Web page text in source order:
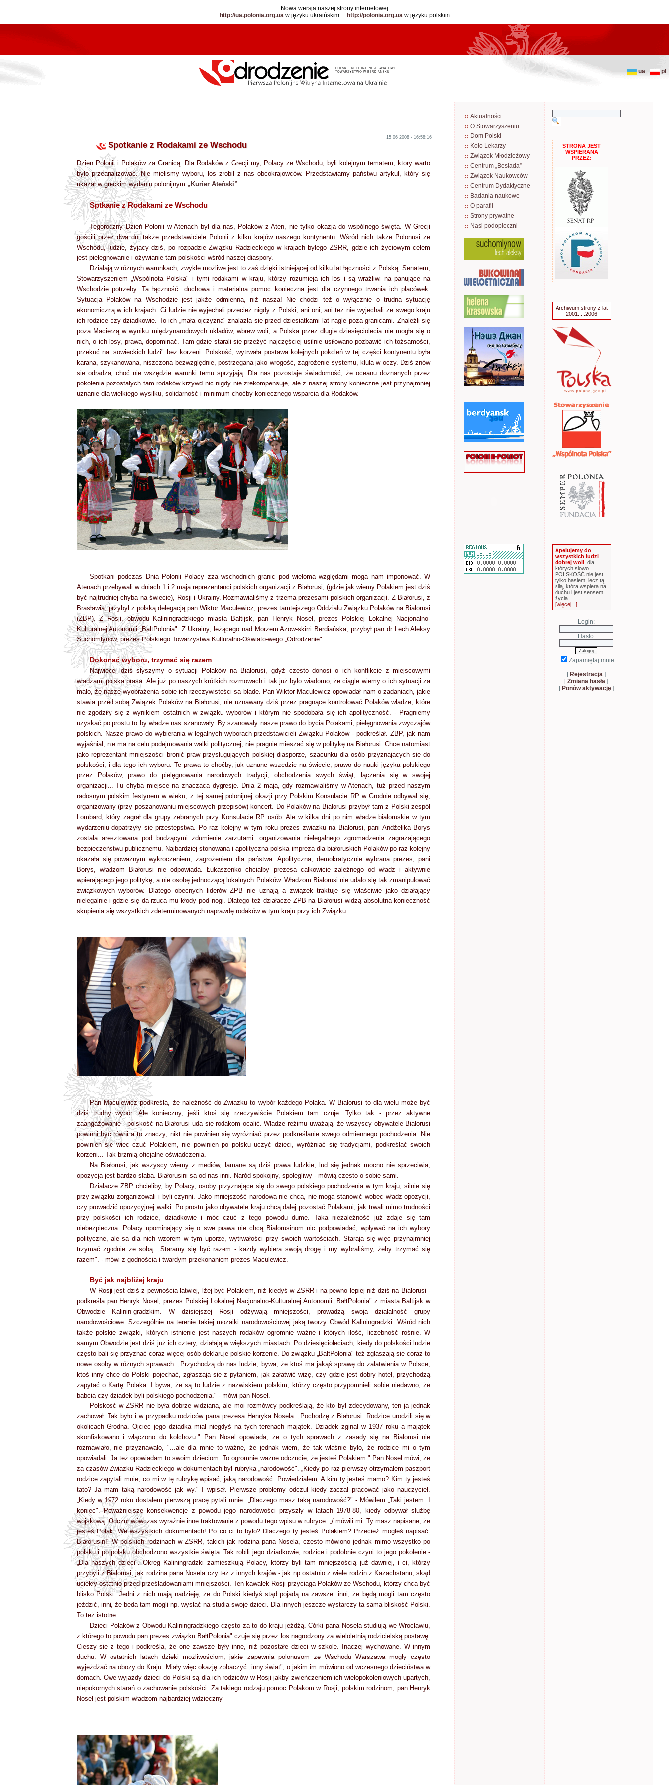
Nowa wersja naszej strony internetowej
http://ua.polonia.org.uaw języku ukraińskim http://polonia.org.uaw języku polskim
ua pl
15 06 2008 - 16:58:16
Spotkanie z Rodakami ze Wschodu
Dzien Polonii i Polaków za Granicą. Dla Rodaków z Grecji my, Polacy ze Wschodu, byli kolejnym tematem, ktory warto
było przeanalizować. Nie mielismy wyboru, los zrobił z nas obcokrajowców. Przedstawiamy państwu artykuł, który się
ukazał w greckim wydaniu polonijnym „Kurier Ateński”
Sptkanie z Rodakami ze Wschodu
Tegoroczny Dzień Polonii w Atenach był dla nas, Polaków z Aten, nie tylko okazją do wspólnego święta. W Grecji
gościli przez dwa dni także przedstawiciele Polonii z kilku krajów naszego kontynentu. Wśród nich także Polonusi ze
Wschodu, ludzie, żyjący dziś, po rozpadzie Związku Radzieckiego w krajach byłego ZSRR, gdzie ich życiowym celem
jest pielęgnowanie i ożywianie tam polskości wśród naszej diaspory.
Działają w różnych warunkach, zwykle możliwe jest to zaś dzięki istniejącej od kilku lat łączności z Polską: Senatem,
Stowarzyszeniem „Wspólnota Polska" i tymi rodakami w kraju, którzy rozumieją ich los i są wrażliwi na panujące na
Wschodzie potrzeby. Ta łączność: duchowa i materialna pomoc konieczna jest dla czynnego trwania ich placówek.
Sytuacja Polaków na Wschodzie jest jakże odmienna, niż nasza! Nie chodzi też o wyłącznie o trudną sytuację
ekonomiczną w ich krajach. Ci ludzie nie wyjechali przecież nigdy z Polski, ani oni, ani też nie wyjechali ze swego kraju
ich rodzice czy dziadkowie. To ich „mała ojczyzna" znalazła się przed dziesiątkami lat nagle poza granicami. Znaleźli się
poza Macierzą w wyniku międzynarodowych układów, wbrew woli, a Polska przez długie dziesięciolecia nie mogła się o
nich, o ich losy, prawa, dopominać. Tam gdzie starali się przeżyć najczęściej usilnie usiłowano pozbawić ich tożsamości,
przekuć na „sowieckich ludzi" bez korzeni. Polskość, wytrwała postawa kolejnych pokoleń w tej części kontynentu była
karana, szykanowana, niszczona bezwzględnie, postrzegana jako wrogość, zagrożenie systemu, kłuła w oczy. Dziś znów
sie odradza, choć nie wszędzie warunki temu sprzyjają. Dla nas pozostaje świadomość, że oceanu doznanych przez
pokolenia pozostałych tam rodaków krzywd nic nigdy nie zrekompensuje, ale z naszej strony konieczne jest przynajmniej
uznanie dla wielkiego wysiłku, solidarność i minimum choćby koniecznego wsparcia dla Rodaków.
Spotkani podczas Dnia Polonii Polacy zza wschodnich granic pod wieloma względami mogą nam imponować. W
Atenach przebywali w dniach 1 i 2 maja reprezentanci polskich organizacji z Białorusi, (gdzie jak wiemy Polakiem jest dziś
być najtrudniej chyba na świecie), Rosji i Ukrainy. Rozmawialiśmy z trzema prezesami polskich organizacji. Z Białorusi, z
Brasławia, przybył z polską delegacją pan Wiktor Maculewicz, prezes tamtejszego Oddziału Związku Polaków na Białorusi
(ZBP). Z Rosji, obwodu Kaliningradzkiego miasta Baltijsk, pan Henryk Nosel, prezes Polskiej Lokalnej Nacjonalno-
Kulturalnej Autonomii „BałtPolonia". Z Ukrainy, leżącego nad Morzem Azow-skirri Berdiańska, przybył pan dr Lech Aleksy
Suchomłynow, prezes Polskiego Towarzystwa Kulturalno-Oświato-wego „Odrodzenie".
Dokonać wyboru, trzymać się razem
Najwięcej dziś słyszymy o sytuacji Polaków na Białorusi, gdyż często donosi o ich konflikcie z miejscowymi
władzami polska prasa. Ale już po naszych krótkich rozmowach i tak już było wiadomo, że ciągle wiemy o ich sytuacji za
mało, że nasze wyobrażenia sobie ich rzeczywistości są blade. Pan Wiktor Maculewicz opowiadał nam o zadaniach, jakie
stawia przed sobą Związek Polaków na Białorusi, nie uznawany dziś przez pragnące kontrolować Polaków władze, które
nie zgodziły się z wynikiem ostatnich w związku wyborów i którym nie spodobała się ich apolityczność. - Pragniemy
uzyskać po prostu to by władze nas szanowały. By szanowały nasze prawo do bycia Polakami, pielęgnowania zwyczajów
polskich. Nasze prawo do wybierania w legalnych wyborach przedstawicieli Związku Polaków - podkreślał. ZBP, jak nam
wyjaśniał, nie ma na celu podejmowania walki politycznej, nie pragnie mieszać się w politykę na Białorusi. Chce natomiast
jako reprezentant mniejszości bronić praw przysługujących polskiej diasporze, szacunku dla osób przyznających się do
polskości, i dla tego ich wyboru. Te prawa to choćby, jak uznane wszędzie na świecie, prawo do nauki języka polskiego
przez Polaków, prawo do pielęgnowania narodowych tradycji, obchodzenia swych świąt, łączenia się w swojej
organizacji... Tu chyba miejsce na znaczącą dygresję. Dnia 2 maja, gdy rozmawialiśmy w Atenach, tuż przed naszym
radosnym polskim festynem w wieku, z tej samej polonijnej okazji przy Polskim Konsulacie RP w Grodnie odbywał się,
organizowany (przy poszanowaniu miejscowych przepisów) koncert. Do Polaków na Białorusi przybył tam z Polski zespół
Lombard, który zagrał dla grupy zebranych przy Konsulacie RP osób. Ale w kilka dni po nim władze białoruskie w tym
wydarzeniu dopatrzyły się przestępstwa. Po raz kolejny w tym roku prezes związku na Białorusi, pani Andżelika Borys
została aresztowana pod budzącymi zdumienie zarzutami: organizowania nielegalnego zgromadzenia zagrażającego
bezpieczeństwu publicznemu. Najbardziej stonowana i apolityczna polska impreza dla białoruskich Polaków po raz kolejny
okazała się poważnym wykroczeniem, zagrożeniem dla państwa. Apolityczna, demokratycznie wybrana prezes, pani
Borys, władzom Białorusi nie odpowiada. Łukaszenko chciałby prezesa całkowicie zależnego od władz i aktywnie
wpierającego jego politykę, a nie osobę jednoczącą lokalnych Polaków. Władzom Białorusi nie udało się tak zmanipulować
związkowych wyborów. Dlatego obecnych liderów ZPB nie uznają a związek traktuje się właściwie jako działający
nielegalnie i gdzie się da rzuca mu kłody pod nogi. Dlatego też działacze ZPB na Białorusi widzą absolutną konieczność
skupienia się wszystkich zdeterminowanych naprawdę rodaków w tym kraju przy ich Związku.
Pan Maculewicz podkreśla, że należność do Związku to wybór każdego Polaka. W Białorusi to dla wielu może być
dziś trudny wybór. Ale konieczny, jeśli ktoś się rzeczywiście Polakiem tam czuje. Tylko tak - przez aktywne
zaangażowanie - polskość na Białorusi uda się rodakom ocalić. Władze reżimu uważają, że wszyscy obywatele Białorusi
powinni być równi a to znaczy, nikt nie powinien się wyróżniać przez podkreślanie swego odmiennego pochodzenia. Nie
powinien się więc czuć Polakiem, nie powinien po polsku uczyć dzieci, wyróżniać się tradycjami, podkreślać swoich
korzeni... Tak brzmią oficjalne oświadczenia.
Na Białorusi, jak wszyscy wiemy z mediów, łamane są dziś prawa ludzkie, lud się jednak mocno nie sprzeciwia,
opozycja jest bardzo słaba. Białorusini są od nas inni. Naród spokojny, spolegliwy - mówią często o sobie sami.
Działacze ZBP chcieliby, by Polacy, osoby przyznające się do swego polskiego pochodzenia w tym kraju, silnie się
przy związku zorganizowali i byli czynni. Jako mniejszość narodowa nie chcą, nie mogą stanowić wobec władz opozycji,
czy prowadzić opozycyjnej walki. Po prostu jako obywatele kraju chcą dalej pozostać Polakami, jak trwali mimo trudności
przy polskości ich rodzice, dziadkowie i móc czuć z tego powodu dumę. Taka niezależność już zdaje się tam
niebezpieczna. Polacy upominający się o swe prawa nie chcą Białorusinom nic podpowiadać, wpływać na ich wybory
polityczne, ale są dla nich wzorem w tym uporze, wytrwałości przy swoich wartościach. Starają się więc przynajmniej
trzymać zgodnie ze sobą: „Staramy się być razem - każdy wybiera swoją drogę i my wybraliśmy, żeby trzymać się
razem". - mówi z godnością i twardym przekonaniem prezes Maculewicz.
Być jak najbliżej kraju
W Rosji jest dziś z pewnością łatwiej, lżej być Polakiem, niż kiedyś w ZSRR i na pewno lepiej niż dziś na Białorusi -
podkreśla pan Henryk Nosel, prezes Polskiej Lokalnej Nacjonalno-Kulturalnej Autonomii „BałtPolonia" z miasta Baltijsk w
Obwodzie Kalinin-gradzkim. W dzisiejszej Rosji odżywają mniejszości, prowadzą swoją działalność grupy
narodowościowe. Szczególnie na terenie takiej mozaiki narodowościowej jaką tworzy Obwód Kaliningradzki. Wśród nich
także polskie związki, których istnienie jest naszych rodaków ogromnie ważne i których ilość, liczebność rośnie. W
samym Obwodzie jest dziś już ich cztery, działają w większych miastach. Po dziesięcioleciach, kiedy do polskości ludzie
często bali się przyznać coraz więcej osób deklaruje polskie korzenie. Do związku „BałtPolonia" też zgłaszają się coraz to
nowe osoby w różnych sprawach: „Przychodzą do nas ludzie, bywa, że ktoś ma jakąś sprawę do załatwienia w Polsce,
ktoś inny chce do Polski pojechać, zgłaszają się z pytaniem, jak załatwić wizę, czy gdzie jest dobry hotel, przychodzą
zapytać o Kartę Polaka. I bywa, że są to ludzie z nazwiskiem polskim, którzy często przypomnieli sobie niedawno, że
babcia czy dziadek byli polskiego pochodzenia." - mówi pan Nosel.
Polskość w ZSRR nie była dobrze widziana, ale moi rozmówcy podkreślają, że kto był zdecydowany, ten ją jednak
zachował. Tak było i w przypadku rodziców pana prezesa Henryka Nosela. „Pochodzę z Białorusi. Rodzice urodzili się w
okolicach Grodna. Ojciec jego dziadka miał niegdyś na tych terenach majątek. Dziadek zginął w 1937 roku a majątek
skonfiskowano i włączono do kołchozu." Pan Nosel opowiada, że o tych sprawach z zasady się na Białorusi nie
rozmawiało, nie przyznawało, "...ale dla mnie to ważne, że jednak wiem, że tak właśnie było, że rodzice mi o tym
opowiadali. Ja też opowiadam to swoim dzieciom. To ogromnie ważne odczucie, że jesteś Polakiem." Pan Nosel mówi, że
za czasów Związku Radzieckiego w dokumentach byl rubryka „narodowość". „Kiedy po raz pierwszy otrzymałem paszport
rodzice zapytali mnie, co mi w tę rubrykę wpisać, jaką narodowość. Powiedziałem: A kim ty jesteś mamo? Kim ty jesteś
tato? Ja mam taką narodowość jak wy." I wpisał. Pierwsze problemy odczul kiedy zaczął pracować jako nauczyciel.
„Kiedy w 1972 roku dostałem pierwszą pracę pytali mnie: „Dlaczego masz taką narodowość?" - Mówiłem „Taki jestem. I
koniec". Poważniejsze konsekwencje z powodu jego narodowości przyszły w latach 1978-80, kiedy odbywał służbę
wojskową. Odczuł wówczas wyraźnie inne traktowanie z powodu tego wpisu w rubryce. „/ mówili mi: Ty masz napisane, że
jesteś Polak. We wszystkich dokumentach! Po co ci to było? Dlaczego ty jesteś Polakiem? Przecież mogłeś napisać:
Białorusin!" W polskich rodzinach w ZSRR, takich jak rodzina pana Nosela, często mówiono jednak mimo wszystko po
polsku i po polsku obchodzono wszystkie święta. Tak robili jego dziadkowie, rodzice i podobnie czyni to jego pokolenie -
„Dla naszych dzieci". Okręg Kaliningradzki zamieszkują Polacy, którzy byli tam mniejszością już dawniej, i ci, którzy
przybyli z Białorusi, jak rodzina pana Nosela czy też z innych krajów - jak np.ostatnio z wiele rodzin z Kazachstanu, skąd
uciekły ostatnio przed prześladowaniami mniejszości. Ten kawałek Rosji przyciąga Polaków ze Wschodu, którzy chcą być
blisko Polski. Jedni z nich mają nadzieję, że do Polski kiedyś stąd pojadą na zawsze, inni, że będą mogli tam często
jeździć, inni, że będą tam mogli np. wysłać na studia swoje dzieci. Dla innych jeszcze wystarczy ta sama bliskość Polski.
To też istotne.
Dzieci Polaków z Obwodu Kaliningradzkiego często za to do kraju jeżdżą. Córki pana Nosela studiują we Wrocławiu,
z którego to powodu pan prezes związku„BałtPolonia" czuje się przez los nagrodzony za wieloletnią rodzicielską postawę.
Cieszy się z tego i podkreśla, że one zawsze były inne, niż pozostałe dzieci w szkole. Inaczej wychowane. W innym
duchu. W ostatnich latach dzięki możliwościom, jakie zapewnia polonusom ze Wschodu Warszawa mogły często
wyjeżdżać na obozy do Kraju. Miały więc okazję zobaczyć „inny świat", o jakim im mówiono od wczesnego dzieciństwa w
domach. Owe wyjazdy dzieci do Polski są dla ich rodziców w Rosji jakby zwieńczeniem ich wielopokoleniowych upartych,
niepokornych starań o zachowanie polskości. Za takiego rodzaju pomoc Polakom w Rosji, polskim rodzinom, pan Henryk
Nosel jest polskim władzom najbardziej wdzięczny.
Aktualności
O Stowarzyszeniu
Dom Polski
Koło Lekarzy
Związek Młodzieżowy
Centrum „Besiada”
Związek Naukowców
Centrum Dydaktyczne
Badania naukowe
O parafii
Strony prywatne
Nasi podopieczni
STRONA JEST
WSPIERANA
PRZEZ:
Archiwum strony z lat
2001.....2006
Apelujemy do
wszystkich ludzi
dobrej woli , dla
których słowo
POLSKOŚĆ nie jest
tylko hasłem, lecz tą
siłą, która wspiera na
duchu i jest sensem
życia.
[więcej...]
Login:
Hasło:
Zapamiętaj mnie
[ Rejestracja ]
[Zmiana hasła ]
[ Ponów aktywację]